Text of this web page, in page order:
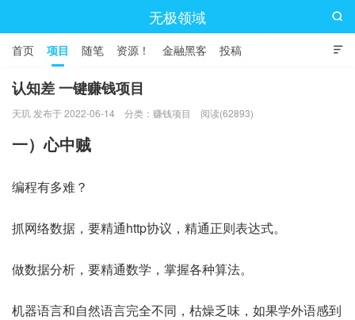
无极领域

首页 项目 随笔 资源！ 金融黑客 投稿

认知差 一键赚钱项目
天玑 发布于 2022-06-14 分类： 赚钱项目 阅读(62893)
一）心中贼
编程有多难？
抓网络数据，要精通http协议，精通正则表达式。
做数据分析，要精通数学，掌握各种算法。
机器语言和自然语言完全不同，枯燥乏味，如果学外语感到